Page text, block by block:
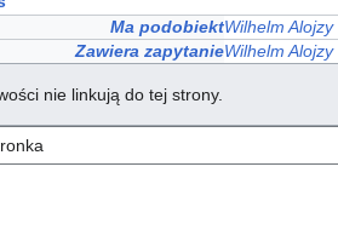
Ma podobiektWilhelm
Zawiera zapytanieWilhelm
nie linkują do tej strony.